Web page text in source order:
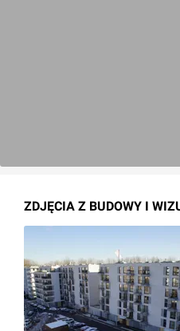
ZDJĘCIA Z BUDOWY I